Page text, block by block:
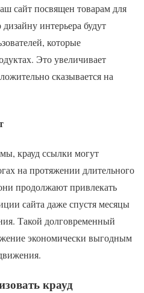
сайт посвящен товарам для
интерьера будут
которые
Это увеличивает
сказывается на
крауд ссылки могут
на протяжении длительного
продолжают привлекать
сайта даже спустя месяцы
Такой долговременный
экономически выгодным
крауд